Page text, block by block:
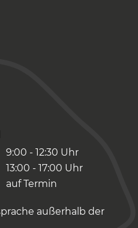
9:00 - 12:30 Uhr
13:00 - 17:00 Uhr
auf Termin
außerhalb der